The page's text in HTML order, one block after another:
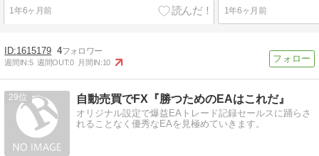
1年6ヶ月前 1年6ヶ月前
1615179 4
週間IN:5 週間OUT:0 月間IN:10
29 自動売買でFX『勝つためのEAはこれだ』
オリジナル設定で爆益EAトレード記録セールスに踊らさ
れることなく優秀なEAを見極めていきます。